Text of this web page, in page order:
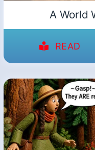
A World
READ